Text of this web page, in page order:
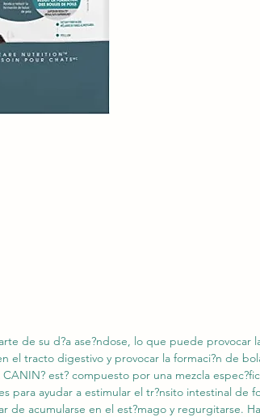
de su d?a ase?ndose, lo que puede
el tracto digestivo y provocar la formaci?n de
est? compuesto por una mezcla
para ayudar a estimular el tr?nsito intestinal
de acumularse en el est?mago y regurgitarse.